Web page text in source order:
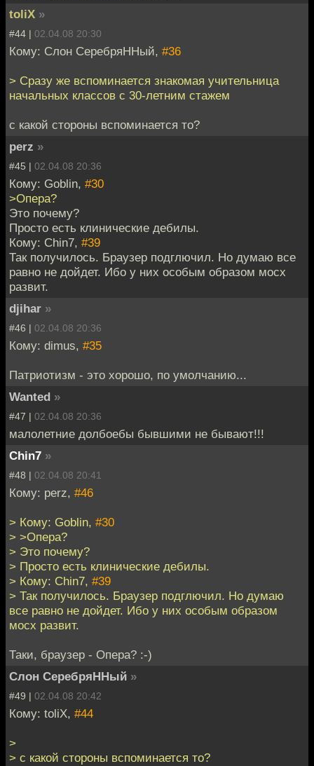
toliX »
#44 | 02.04.08 20:30
Кому: Слон СеребряННый, #36
> Сразу же вспоминается знакомая учительница
начальных классов с 30-летним стажем
с какой стороны вспоминается то?
perz »
#45 | 02.04.08 20:36
Кому: Goblin, #30
>Опера?
Это почему?
Просто есть клинические дебилы.
Кому: Chin7, #39
Так получилось. Браузер подглючил. Но думаю все
равно не дойдет. Ибо у них особым образом мосх
развит.
djihar »
#46 | 02.04.08 20:36
Кому: dimus, #35
Патриотизм - это хорошо, по умолчанию...
Wanted »
#47 | 02.04.08 20:36
малолетние долбоебы бывшими не бывают!!!
Chin7 »
#48 | 02.04.08 20:41
Кому: perz, #46
> Кому: Goblin, #30
> >Опера?
> Это почему?
> Просто есть клинические дебилы.
> Кому: Chin7, #39
> Так получилось. Браузер подглючил. Но думаю
все равно не дойдет. Ибо у них особым образом
мосх развит.
Таки, браузер - Опера? :-)
Слон СеребряННый »
#49 | 02.04.08 20:42
Кому: toliX, #44
>
> с какой стороны вспоминается то?